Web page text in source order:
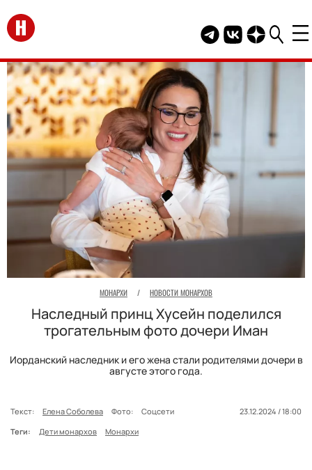
Перейти на главную
Telegram канал
Группа HELLO
Канал
МОНАРХИ / НОВОСТИ МОНАРХОВ
Наследный принц Хусейн поделился
трогательным фото дочери Иман
Иорданский наследник и его жена стали родителями дочери в
августе этого года.
Текст: Елена Соболева Фото: Соцсети
23.12.2024 / 18:00
Теги:
Дети монархов Монархи